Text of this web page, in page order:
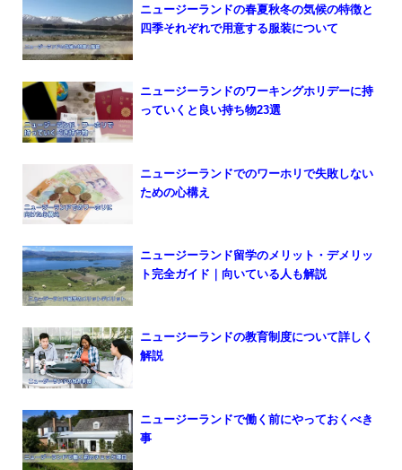
ニュージーランドの春夏秋冬の気候の特徴と
四季それぞれで用意する服装について
ニュージーランドのワーキングホリデーに持
っていくと良い持ち物23選
ニュージーランドでのワーホリで失敗しない
ための心構え
ニュージーランド留学のメリット・デメリッ
ト完全ガイド｜向いている人も解説
ニュージーランドの教育制度について詳しく
解説
ニュージーランドで働く前にやっておくべき
事